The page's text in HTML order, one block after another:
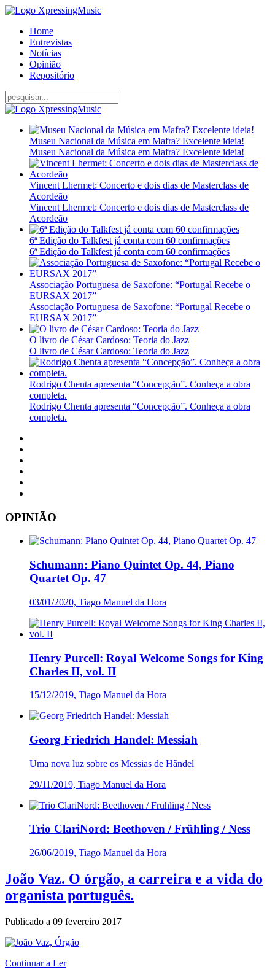
Home
Entrevistas
Notícias
Opinião
Repositório
Museu Nacional da Música em Mafra? Excelente ideia!
Museu Nacional da Música em Mafra? Excelente ideia!
Vincent Lhermet: Concerto e dois dias de Masterclass de
Acordeão
Vincent Lhermet: Concerto e dois dias de Masterclass de
Acordeão
6ª Edição do Talkfest já conta com 60 confirmações
6ª Edição do Talkfest já conta com 60 confirmações
Associação Portuguesa de Saxofone: “Portugal Recebe o
EURSAX 2017”
Associação Portuguesa de Saxofone: “Portugal Recebe o
EURSAX 2017”
O livro de César Cardoso: Teoria do Jazz
O livro de César Cardoso: Teoria do Jazz
Rodrigo Chenta apresenta “Concepção”. Conheça a obra
completa.
Rodrigo Chenta apresenta “Concepção”. Conheça a obra
completa.
OPINIÃO
Schumann: Piano Quintet Op. 44, Piano
Quartet Op. 47
03/01/2020, Tiago Manuel da Hora
Henry Purcell: Royal Welcome Songs for King
Charles II, vol. II
15/12/2019, Tiago Manuel da Hora
Georg Friedrich Handel: Messiah
Uma nova luz sobre os Messias de Hãndel
29/11/2019, Tiago Manuel da Hora
Trio ClariNord: Beethoven / Frühling / Ness
26/06/2019, Tiago Manuel da Hora
João Vaz. O órgão, a carreira e a vida do
organista português.
Publicado a 09 fevereiro 2017
Continuar a Ler